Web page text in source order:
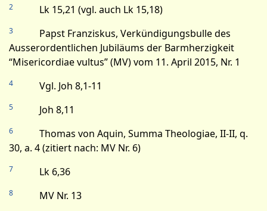
2 Lk 15,21 (vgl. auch Lk 15,18)
3
Papst Franziskus, Verkündigungsbulle des
Ausserordentlichen Jubiläums der Barmherzigkeit
“Misericordiae vultus” (MV) vom 11. April 2015, Nr. 1
4 Vgl. Joh 8,1-11
5 Joh 8,11
6
Thomas von Aquin, Summa Theologiae, II-II, q.
30, a. 4 (zitiert nach: MV Nr. 6)
7 Lk 6,36
8 MV Nr. 13